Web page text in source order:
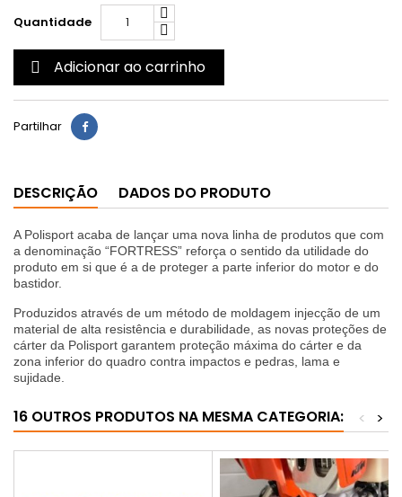
Quantidade
 Adicionar ao carrinho
Partilhar
DESCRIÇÃO DADOS DO PRODUTO
A Polisport acaba de lançar uma nova linha de produtos que com
a denominação “FORTRESS” reforça o sentido da utilidade do
produto em si que é a de proteger a parte inferior do motor e do
bastidor.
Produzidos através de um método de moldagem injecção de um
material de alta resistência e durabilidade, as novas proteções de
cárter da Polisport garantem proteção máxima do cárter e da
zona inferior do quadro contra impactos e pedras, lama e
sujidade.
16 OUTROS PRODUTOS NA MESMA CATEGORIA: >
<